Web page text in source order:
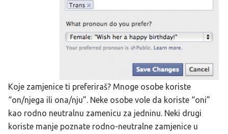
Koje zamjenice ti preferiraš? Mnoge osobe koriste
“on/njega ili ona/nju”. Neke osobe vole da koriste “oni”
kao rodno neutralnu zamenicu za jedninu. Neki drugi
koriste manje poznate rodno-neutralne zamjenice u